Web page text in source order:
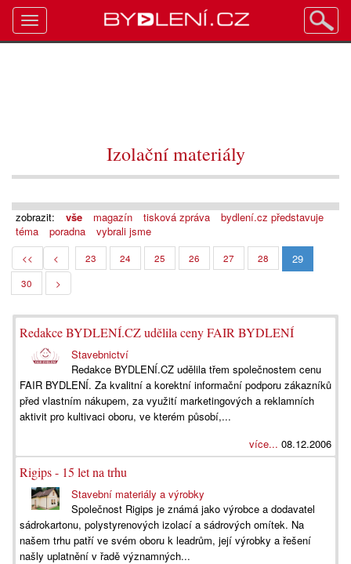
Izolační materiály
zobrazit: vše magazín tisková zpráva
bydlení.cz představuje
téma
poradna vybrali jsme
<< < 23 24 25 26 27 28 29
30 >
Redakce BYDLENÍ.CZ udělila ceny FAIR BYDLENÍ
Stavebnictví
Redakce BYDLENÍ.CZ udělila třem společnostem cenu
FAIR BYDLENÍ. Za kvalitní a korektní informační podporu zákazníků
před vlastním nákupem, za využití marketingových a reklamních
aktivit pro kultivaci oboru, ve kterém působí,...
více... 08.12.2006
Rigips - 15 let na trhu
Stavební materiály a výrobky
Společnost Rigips je známá jako výrobce a dodavatel
sádrokartonu, polystyrenových izolací a sádrových omítek. Na
našem trhu patří ve svém oboru k leadrům, její výrobky a řešení
našly uplatnění v řadě významných...
Toggle
navigation